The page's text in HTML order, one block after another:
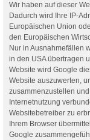
Wir haben auf dieser
Dadurch wird Ihre IP-
Europäischen Union
den Europäischen
Nur in Ausnahmefällen
in den USA übertragen
Website wird Google
Website auszuwerten,
zusammenzustellen
Internetnutzung
Websitebetreiber zu
Ihrem Browser
Google